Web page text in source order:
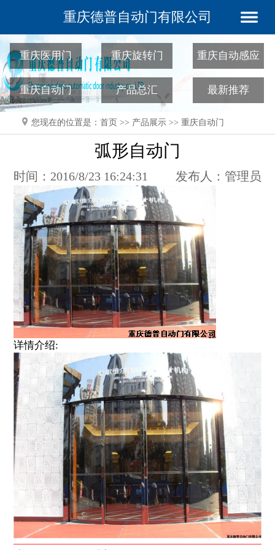
重庆德普自动门有限公司
重庆医用门 重庆旋转门 重庆自动感应
门
重庆自动门 产品总汇 最新推荐
您现在的位置是： 首页 >> 产品展示>> 重庆自动门
弧形自动门
时间：2016/8/23 16:24:31 发布人：管理员
详情介绍: